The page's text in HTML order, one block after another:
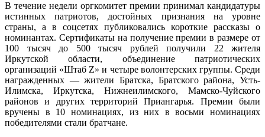
В течение недели оргкомитет премии принимал кандидатуры
истинных патриотов, достойных признания на уровне
страны, а в соцсетях публиковались короткие рассказы о
номинантах. Сертификаты на получение премии в размере от
100 тысяч до 500 тысяч рублей получили 22 жителя
Иркутской области, объединение патриотических
организаций «Штаб Z» и четыре волонтерских группы. Среди
награжденных — жители Братска, Братского района, Усть-
Илимска, Иркутска, Нижнеилимского, Мамско-Чуйского
районов и других территорий Приангарья. Премии были
вручены в 10 номинациях, из них в восьми номинациях
победителями стали братчане.